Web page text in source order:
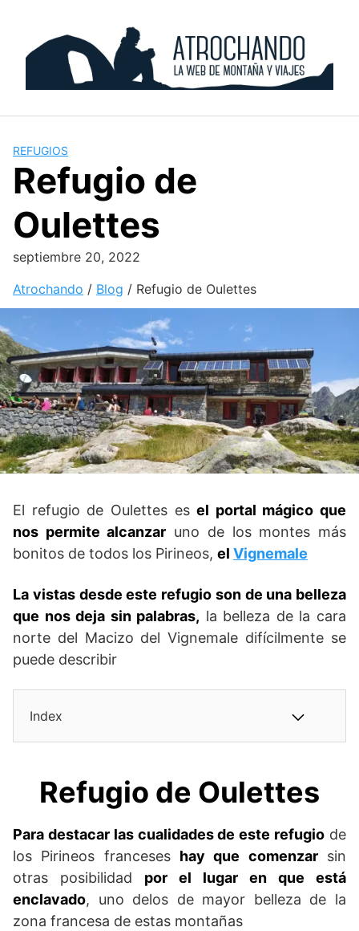
content
REFUGIOS
Refugio de
Oulettes
septiembre 20, 2022
Atrochando / Blog / Refugio de Oulettes
El refugio de Oulettes esel portal mágico que
nos permite alcanzar uno de los montes más
bonitos de todos los Pirineos, el Vignemale
La vistas desde este refugio son de una belleza
que nos deja sin palabras, la belleza de la cara
norte del Macizo del Vignemale difícilmente se
puede describir
Index
Refugio de Oulettes
Para destacar las cualidades de este refugio de
los Pirineos franceses hay que comenzarsin
otras posibilidad por el lugar en que está
enclavado, uno delos de mayor belleza de la
zona francesa de estas montañas